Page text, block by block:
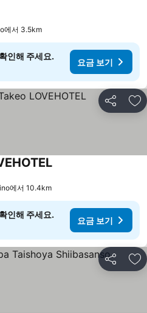
에서 3.5km
인해 주세요.
요금 보기
공유 즐
에서 10.4km
인해 주세요.
요금 보기
공유 즐